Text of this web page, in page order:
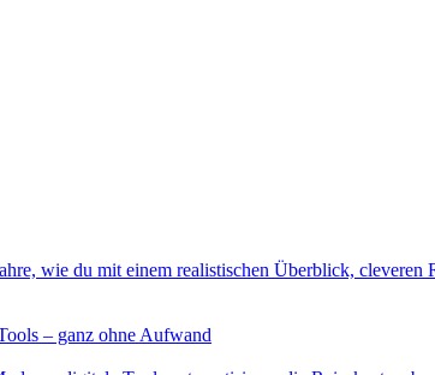
wie du mit einem realistischen Überblick,
– ganz ohne Aufwand